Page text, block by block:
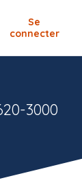
Se
connecter
et
3000